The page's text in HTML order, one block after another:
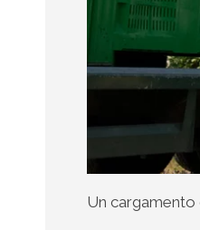
Un cargamento